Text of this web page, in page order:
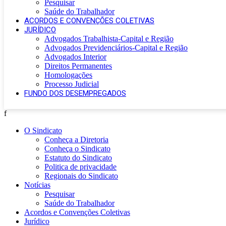
Pesquisar
Saúde do Trabalhador
ACORDOS E CONVENÇÕES COLETIVAS
JURÍDICO
Advogados Trabalhista-Capital e Região
Advogados Previdenciários-Capital e Região
Advogados Interior
Direitos Permanentes
Homologações
Processo Judicial
FUNDO DOS DESEMPREGADOS
f
O Sindicato
Conheça a Diretoria
Conheça o Sindicato
Estatuto do Sindicato
Politica de privacidade
Regionais do Sindicato
Notícias
Pesquisar
Saúde do Trabalhador
Acordos e Convenções Coletivas
Jurídico